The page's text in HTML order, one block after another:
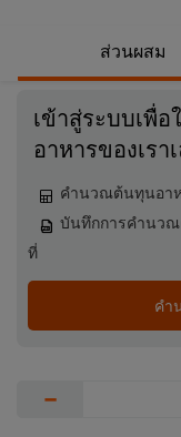
ส่วนผสม
เข้าสู่ระบบเพื่
อาหารของเรา
คำนวณต้นทุนอา
บันทึกการคำนว
ที่
คำ
−